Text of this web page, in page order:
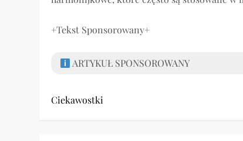
+Tekst Sponsorowany+
ARTYKUŁ SPONSOROWANY
Ciekawostki